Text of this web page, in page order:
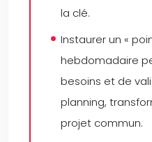
la clé.
Instaurer un «
hebdomadaire
besoins et de
planning,
projet commun.